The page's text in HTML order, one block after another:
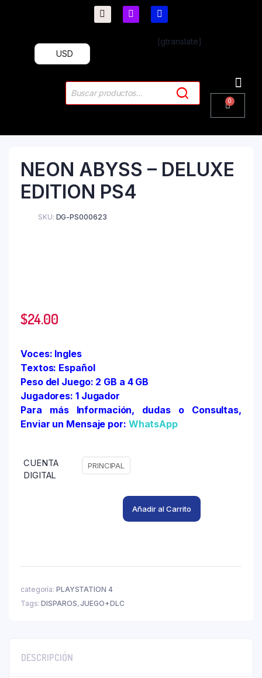
[gtranslate]
USD
NEON ABYSS – DELUXE
EDITION PS4
SKU: DG-PS000623
$24.00
Voces: Ingles
Textos: Español
Peso del Juego: 2 GB a 4 GB
Jugadores: 1 Jugador
Para más Información, dudas o Consultas,
Enviar un Mensaje por: WhatsApp
CUENTA
DIGITAL
PRINCIPAL
Añadir al Carrito
categoría: PLAYSTATION 4
Tags:DISPAROS,JUEGO+DLC
DESCRIPCIÓN